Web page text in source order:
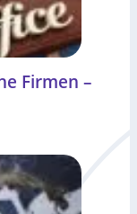
Firmen –